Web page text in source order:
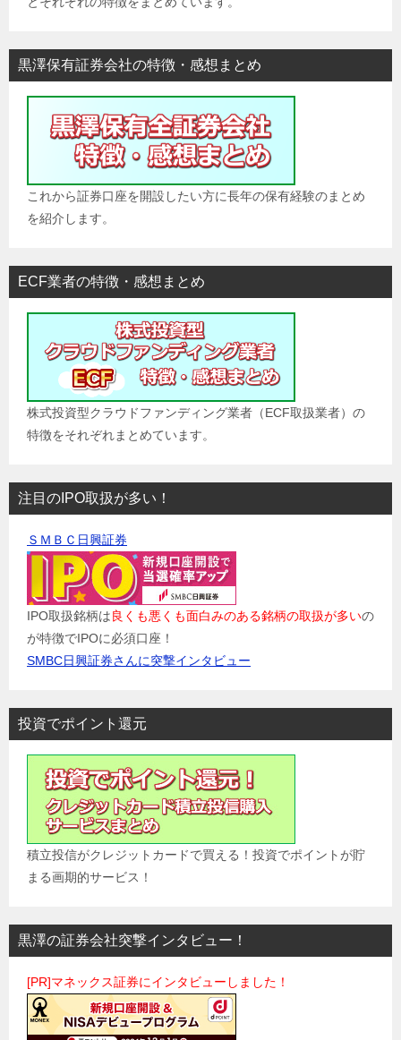
黒澤保有証券会社の特徴・感想まとめ
これから証券口座を開設したい方に長年の保有経験のまとめ
を紹介します。
ECF業者の特徴・感想まとめ
株式投資型クラウドファンディング業者（ECF取扱業者）の
特徴をそれぞれまとめています。
注目のIPO取扱が多い！
ＳＭＢＣ日興証券
IPO取扱銘柄は良くも悪くも面白みのある銘柄の取扱が多いの
が特徴でIPOに必須口座！
SMBC日興証券さんに突撃インタビュー
投資でポイント還元
積立投信がクレジットカードで買える！投資でポイントが貯
まる画期的サービス！
黒澤の証券会社突撃インタビュー！
[PR]マネックス証券にインタビューしました！